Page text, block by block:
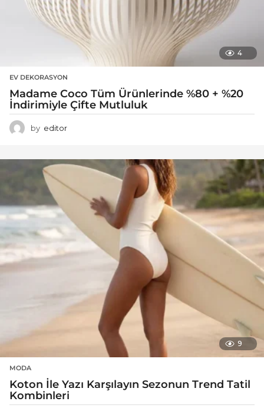
4
EV DEKORASYON
Madame Coco Tüm Ürünlerinde %80 + %20
İndirimiyle Çifte Mutluluk
by editor
9
MODA
Koton İle Yazı Karşılayın Sezonun Trend Tatil
Kombinleri